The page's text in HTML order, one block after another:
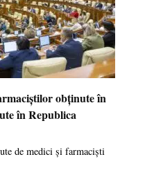
un protest pe 28 iulie
cetățenii să se
jaful”
Moldova a lansat